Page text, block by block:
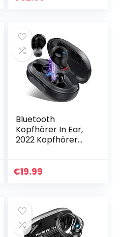
Bluetooth
Kopfhörer In Ear,
2022 Kopfhörer
mit Ladebox, Sport
€19.99